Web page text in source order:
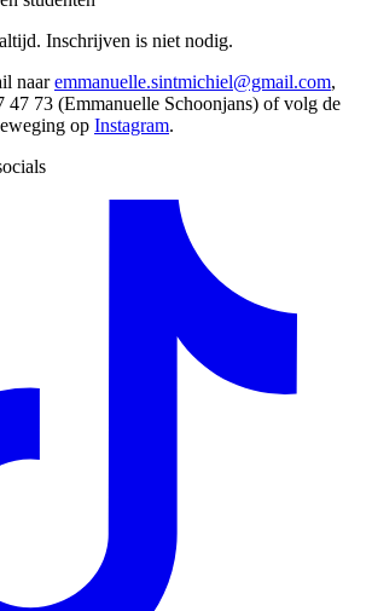
Inschrijven is niet nodig.
naaremmanuelle.sintmichiel@gmail.com,
47 73 (Emmanuelle Schoonjans) of volg de
op Instagram.